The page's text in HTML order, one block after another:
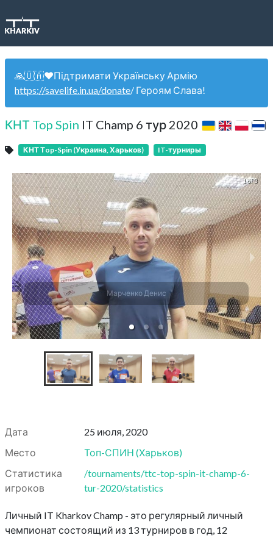
🙏🇺🇦❤️Підтримати Українську Армію
https://savelife.in.ua/donate/ Героям Слава!
КНТ Top Spin IT Champ 6 тур 2020
КНТ Тop-Spin (Украина, Харьков) IT-турниры
Марченко Денис
1 of 3
Дата
25 июля, 2020
Место
Топ-СПИН (Харьков)
Статистика
игроков
/tournaments/ttc-top-spin-it-champ-6-
tur-2020/statistics
Личный IT Kharkov Champ - это регулярный личный
чемпионат состоящий из 13 турниров в год, 12